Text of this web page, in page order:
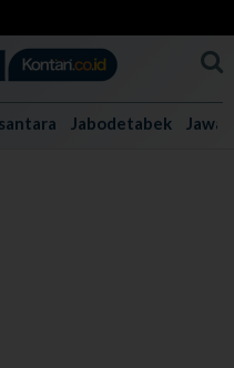
Jabodetabek Jawa